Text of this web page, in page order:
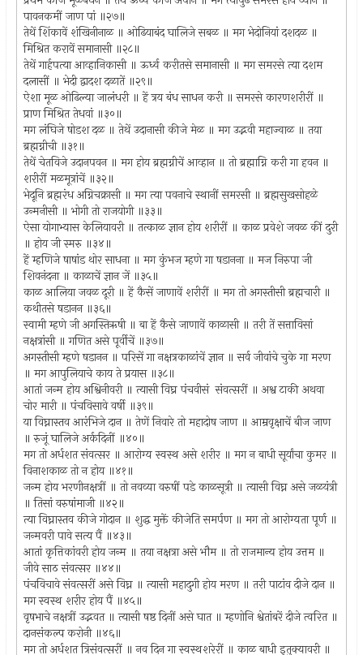
पावनकमीं जाण पां ॥२७॥
तेथें शिंकावें शंखिनीनाळ ॥ ओढियाबंद घालिजे सबळ ॥ मग भेदोनियां दशदळ ॥
मिश्रित करावें समानासी ॥२८॥
तेथें गार्हपत्या आव्हानिकासी ॥ ऊर्ध्व करीतसे समानासी ॥ मग समरसे त्या दशम
दलासीं ॥ भेदी द्वादश दळातें ॥२९॥
ऐशा मूळ ओढिल्या जालंधरी ॥ हें त्रय बंध साधन करी ॥ समरसे कारणशरीरीं ॥
प्राण मिश्रित तेधवां ॥३०॥
मग लंघिजे षोडश दळ ॥ तेथें उदानासी कीजे मेळ ॥ मग उद्भवी महाज्वाळ ॥ तया
ब्रह्मग्नीची ॥३१॥
तेथें चेतविजे उदानपवन ॥ मग होय ब्रह्मग्नीचें आव्हान ॥ तो ब्रह्माग्नि करी गा हवन ॥
शरीरीं मळमूत्रांचें ॥३२॥
भेदूनि ब्रह्मरंध अग्निचक्रासी ॥ मग त्या पवनाचे स्थानीं समरसी ॥ ब्रह्मसुखसोहळे
उन्मनीसी ॥ भोगी तो राजयोगी ॥३३॥
ऐसा योगाभ्यास केलियावरी ॥ तत्काळ ज्ञान होय शरीरीं ॥ काळ प्रवेशे जवळ कीं दुरी
॥ होय जी स्मरु ॥३४॥
हें म्हणिजे षाषांड थोर साधना ॥ मग कुंभज म्हणे गा षडानना ॥ मज निरुपा जी
शिवनंदना ॥ काळाचें ज्ञान जें ॥३५॥
काळ आलिया जवळ दूरी ॥ हें कैसें जाणावें शरीरीं ॥ मग तो अगस्तीसी ब्रह्मचारी ॥
कथीतसे षडानन ॥३६॥
स्वामी म्हणे जी अगस्तिऋषी ॥ बा हें कैसे जाणावें काळासी ॥ तरी तें सत्ताविसां
नक्षत्रांसी ॥ गणित असे पूर्वीचें ॥३७॥
अगस्तीसी म्हणे षडानन ॥ परिसें गा नक्षत्रकाळांचें ज्ञान ॥ सर्व जीवांचे चुके गा मरण
॥ मग आपुलियाचे काय ते प्रयास ॥३८॥
आतां जन्म होय अश्विनीवरी ॥ त्यासी विघ्र पंचवीसं संवत्सरीं ॥ अश्व टाकी अथवा
चोर मारी ॥ पंचविसावे वर्षी ॥३९॥
या विघ्नास्तव आरंभिजे दान ॥ तेणें निवारे तो महादोष जाण ॥ आम्रवृक्षाचें बीज जाण
॥ रुजूं घालिजे अर्कदिनीं ॥४०॥
मग तो अर्धशत संवत्सर ॥ आरोग्य स्वस्थ असे शरीर ॥ मग न बाधी सूर्यांचा कुमर ॥
विनाशकाळ तो न होय ॥४१॥
जन्म होय भरणीनक्षत्रीं ॥ तो नवव्या वरुषीं पडे काळसूत्री ॥ त्यासी विघ्न असे जळयंत्री
॥ तिसां वरुषांमाजी ॥४२॥
त्या विघ्नास्तव कीजे गोदान ॥ शुद्ध मुक्तें कीजेति समर्पण ॥ मग तो आरोग्यता पूर्ण ॥
जन्मवरी पावे सत्य पैं ॥४३॥
आतां कृत्तिकांवरी होय जन्म ॥ तया नक्षत्रा असे भौम ॥ तो राजमान्य होय उत्तम ॥
जीवे साठ संवत्सर ॥४४॥
पंचविचावे संवत्सरीं असे विघ्न ॥ त्यासी महादुगी होय मरण ॥ तरी पाटांव दीजे दान ॥
मग स्वस्थ शरीर होय पैं ॥४५॥
वृषभाचे नक्षत्रीं उद्भवत ॥ त्यासी षष्ठ दिनीं असे घात ॥ म्हणोनि श्वेतांबरें दीजे त्वरित ॥
दानसंकल्प करोनी ॥४६॥
मग तो अर्धशत त्रिसंवत्सरीं ॥ नव दिन गा स्वस्थशरेरीं ॥ काळ बाधी इतुक्यावरी ॥